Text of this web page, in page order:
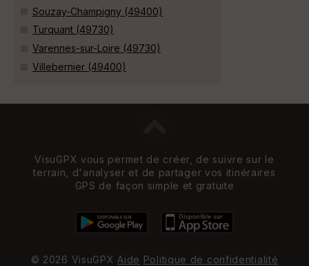
Souzay-Champigny (49400)
Turquant (49730)
Varennes-sur-Loire (49730)
Villebernier (49400)
VisuGPX vous permet de créer, de suivre sur le
terrain, d'analyser et de partager vos itinéraires
GPS de façon simple et gratuite
© 2026 VisuGPX Aide Politique de confidentialité